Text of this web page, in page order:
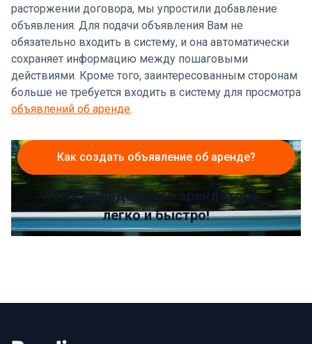
расторжении договора, мы упростили добавление
объявления. Для подачи объявления Вам не
обязательно входить в систему, и она автоматически
сохраняет информацию между пошаговыми
действиями. Кроме того, заинтересованным сторонам
больше не требуется входить в систему для просмотра
объявлений об аренде.
Найди надежного арендатора
легко и быстро!
Как создать объявление об аренде?